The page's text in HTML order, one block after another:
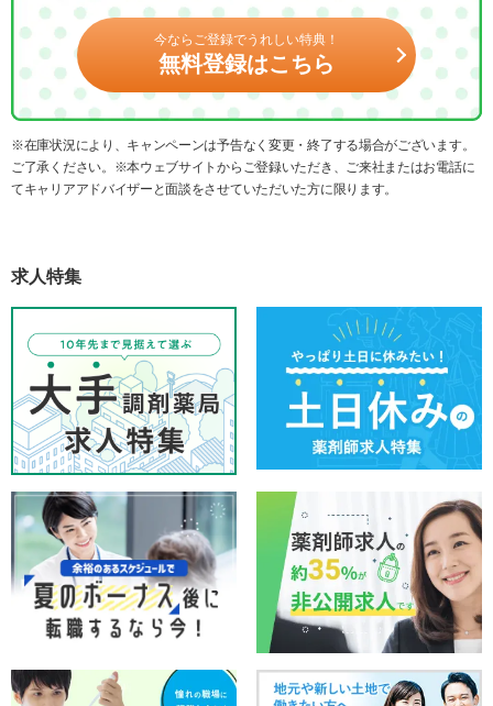
今ならご登録でうれしい特典！
無料登録はこちら
※在庫状況により、キャンペーンは予告なく変更・終了する場合がございます。
ご了承ください。※本ウェブサイトからご登録いただき、ご来社またはお電話に
てキャリアアドバイザーと面談をさせていただいた方に限ります。
求人特集